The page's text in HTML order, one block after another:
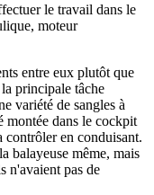
le travail dans le
moteur
entre eux plutôt que
principale tâche
variété de sangles à
montée dans le cockpit
contrôler en conduisant.
balayeuse même, mais
n'avaient pas de